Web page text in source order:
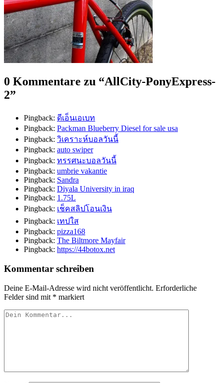
0 Kommentare zu “AllCity-PonyExpress-
2”
Pingback: ดีเอ็นเอเบท
Pingback: Packman Blueberry Diesel for sale usa
Pingback: วิเคราะห์บอลวันนี้
Pingback: auto swiper
Pingback: ทรรศนะบอลวันนี้
Pingback: umbrie vakantie
Pingback: Sandra
Pingback: Diyala University in iraq
Pingback: 1.75L
Pingback: เช็คสลิปโอนเงิน
Pingback: เทปใส
Pingback: pizza168
Pingback: The Biltmore Mayfair
Pingback: https://44botox.net
Kommentar schreiben
Deine E-Mail-Adresse wird nicht veröffentlicht. Erforderliche
Felder sind mit * markiert